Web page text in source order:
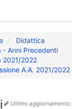
Didattica
- Anni Precedenti
2021/2022
A.A. 2021/2022
Ultimo aggiornamento: